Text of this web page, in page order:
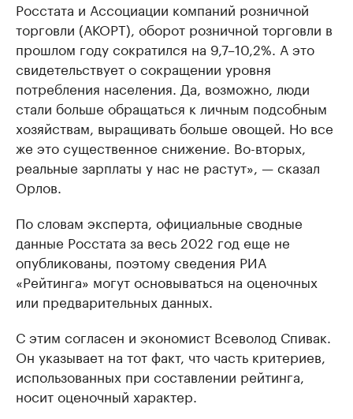
Росстата и Ассоциации компаний розничной
торговли (АКОРТ), оборот розничной торговли в
прошлом году сократился на 9,7–10,2%. А это
свидетельствует о сокращении уровня
потребления населения. Да, возможно, люди
стали больше обращаться к личным подсобным
хозяйствам, выращивать больше овощей. Но все
же это существенное снижение. Во-вторых,
реальные зарплаты у нас не растут», — сказал
Орлов.
По словам эксперта, официальные сводные
данные Росстата за весь 2022 год еще не
опубликованы, поэтому сведения РИА
«Рейтинга» могут основываться на оценочных
или предварительных данных.
С этим согласен и экономист Всеволод Спивак.
Он указывает на тот факт, что часть критериев,
использованных при составлении рейтинга,
носит оценочный характер.